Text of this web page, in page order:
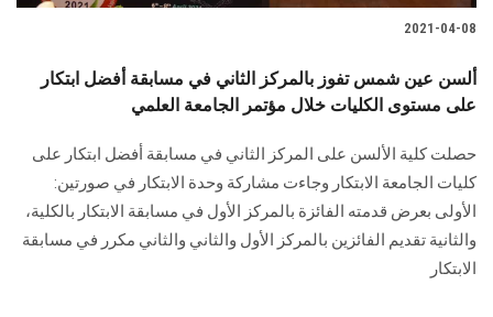
2021-04-08
ألسن عين شمس تفوز بالمركز الثاني في مسابقة أفضل ابتكار
على مستوى الكليات خلال مؤتمر الجامعة العلمي
حصلت كلية الألسن على المركز الثاني في مسابقة أفضل ابتكار على
كليات الجامعة الابتكار وجاءت مشاركة وحدة الابتكار في صورتين:
الأولى بعرض قدمته الفائزة بالمركز الأول في مسابقة الابتكار بالكلية،
والثانية تقديم الفائزين بالمركز الأول والثاني والثاني مكرر في مسابقة
الابتكار